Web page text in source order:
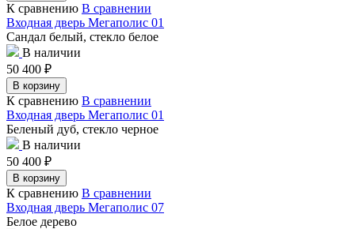
К сравнению В сравнении
Входная дверь Мегаполис 01
Сандал белый, стекло белое
В наличии
50 400 ₽
В корзину
К сравнению В сравнении
Входная дверь Мегаполис 01
Беленый дуб, стекло черное
В наличии
50 400 ₽
В корзину
К сравнению В сравнении
Входная дверь Мегаполис 07
Белое дерево